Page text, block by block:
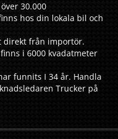
30.000
hos din lokala bil och
direkt från importör.
i 6000 kvadatmeter
funnits I 34 år. Handla
Trucker på